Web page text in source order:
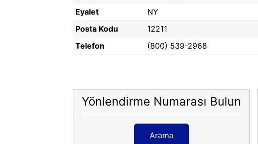
Eyalet
NY
Posta Kodu
12211
Telefon
(800) 539-2968
Yönlendirme Numarası Bulun
Arama